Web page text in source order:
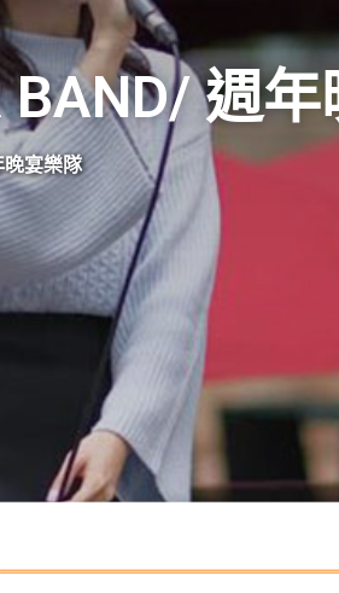
BAND/ 週
宴樂隊